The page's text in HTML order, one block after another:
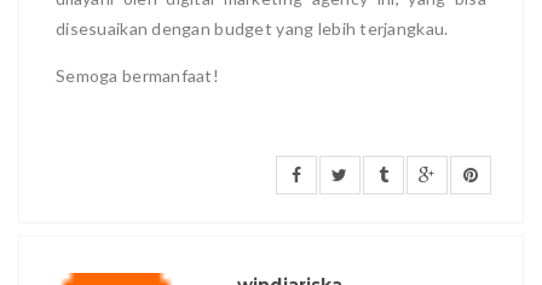
disesuaikan dengan budget yang lebih terjangkau.
Semoga bermanfaat!